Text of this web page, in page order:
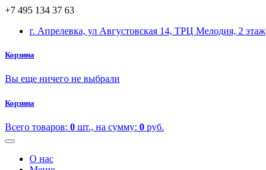
+7 495 134 37 63
г. Апрелевка, ул Августовская 14, ТРЦ Мелодия, 2 этаж
Корзина
Вы еще ничего не выбрали
Корзина
Всего товаров: 0 шт., на сумму: 0 руб.
О нас